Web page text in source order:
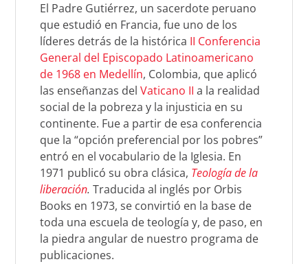
El Padre Gutiérrez, un sacerdote peruano
que estudió en Francia, fue uno de los
líderes detrás de la histórica II Conferencia
General del Episcopado Latinoamericano
de 1968 en Medellín, Colombia, que aplicó
las enseñanzas del Vaticano II a la realidad
social de la pobreza y la injusticia en su
continente. Fue a partir de esa conferencia
que la “opción preferencial por los pobres”
entró en el vocabulario de la Iglesia. En
1971 publicó su obra clásica, Teología de la
liberación. Traducida al inglés por Orbis
Books en 1973, se convirtió en la base de
toda una escuela de teología y, de paso, en
la piedra angular de nuestro programa de
publicaciones.